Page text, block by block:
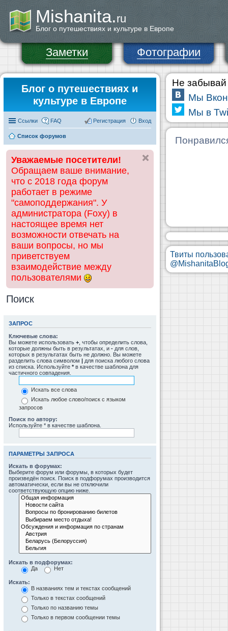
Mishanita.ru
Блог о путешествиях и культуре в Европе
Заметки Фотографии
Блог о путешествиях и
культуре в Европе
Ссылки FAQ Вход
Регистрация
Список форумов
Уважаемые посетители!
Обращаем ваше внимание,
что с 2018 года форум
работает в режиме
"самоподдержания". У
администратора (Foxy) в
настоящее время нет
возможности отвечать на
ваши вопросы, но мы
приветствуем
взаимодействие между
пользователями
Поиск
ЗАПРОС
Ключевые слова:
Вы можете использовать + , чтобы определить слова,
которые должны быть в результатах, и - для слов,
которых в результатах быть не должно. Вы можете
разделить слова символом | для поиска любого слова
из списка. Используйте * в качестве шаблона для
частичного совпадения.
Искать все слова
Искать любое слово/поиск с языком
запросов
Поиск по автору:
Используйте * в качестве шаблона.
ПАРАМЕТРЫ ЗАПРОСА
Искать в форумах:
Выберите форум или форумы, в которых будет
произведён поиск. Поиск в подфорумах производится
автоматически, если вы не отключили
соответствующую опцию ниже.
Искать в подфорумах:
Да
Нет
Искать:
В названиях тем и текстах сообщений
Только в текстах сообщений
Только по названию темы
Только в первом сообщении темы
Не забывай
Мы
Мы в
Твиты